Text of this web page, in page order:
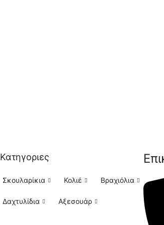
Κατηγοριες
Σκουλαρίκια Κολιέ Βραχιόλια
Δαχτυλίδια Αξεσουάρ